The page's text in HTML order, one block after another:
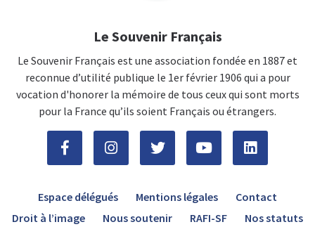
Le Souvenir Français
Le Souvenir Français est une association fondée en 1887 et
reconnue d’utilité publique le 1er février 1906 qui a pour
vocation d'honorer la mémoire de tous ceux qui sont morts
pour la France qu’ils soient Français ou étrangers.
Espace délégués Mentions légales
Contact
Droit à l’image
Nous soutenir RAFI-SF Nos statuts